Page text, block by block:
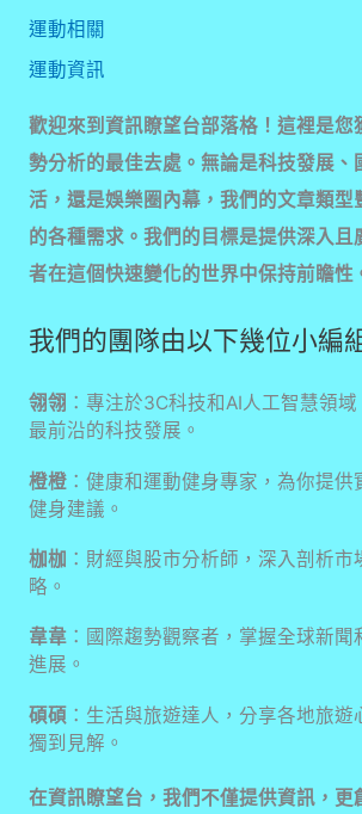
運動相關
運動資訊
歡迎來到資訊瞭望台部落格！這裡是您
勢分析的最佳去處。無論是科技發展、
活，還是娛樂圈內幕，我們的文章類型
的各種需求。我們的目標是提供深入且
者在這個快速變化的世界中保持前瞻性
我們的團隊由以下幾位小編
翎翎 ：專注於3C科技和AI人工智慧領
最前沿的科技發展。
橙橙：健康和運動健身專家，為你提供
健身建議。
枷枷 ：財經與股市分析師，深入剖析市
略。
韋韋：國際趨勢觀察者，掌握全球新聞
進展。
碩碩：生活與旅遊達人，分享各地旅遊
獨到見解。
在資訊瞭望台，我們不僅提供資訊，更